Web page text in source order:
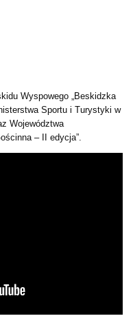
Wyspowego „Beskidzka
Sportu i Turystyki w
Województwa
– II edycja”.